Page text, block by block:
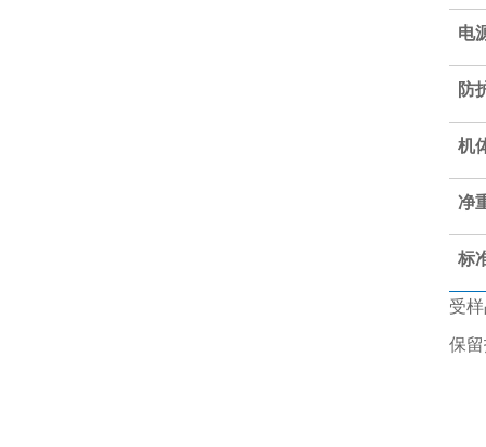
电
防
机
净
标
受
保